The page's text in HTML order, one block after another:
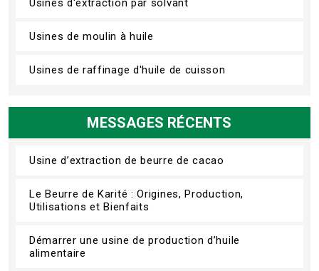
Usines d'extraction par solvant
Usines de moulin à huile
Usines de raffinage d'huile de cuisson
MESSAGES RÉCENTS
Usine d’extraction de beurre de cacao
Le Beurre de Karité : Origines, Production,
Utilisations et Bienfaits
Démarrer une usine de production d’huile
alimentaire